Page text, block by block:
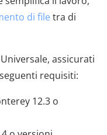
di file tra di
assicurati
requisiti:
12.3 o